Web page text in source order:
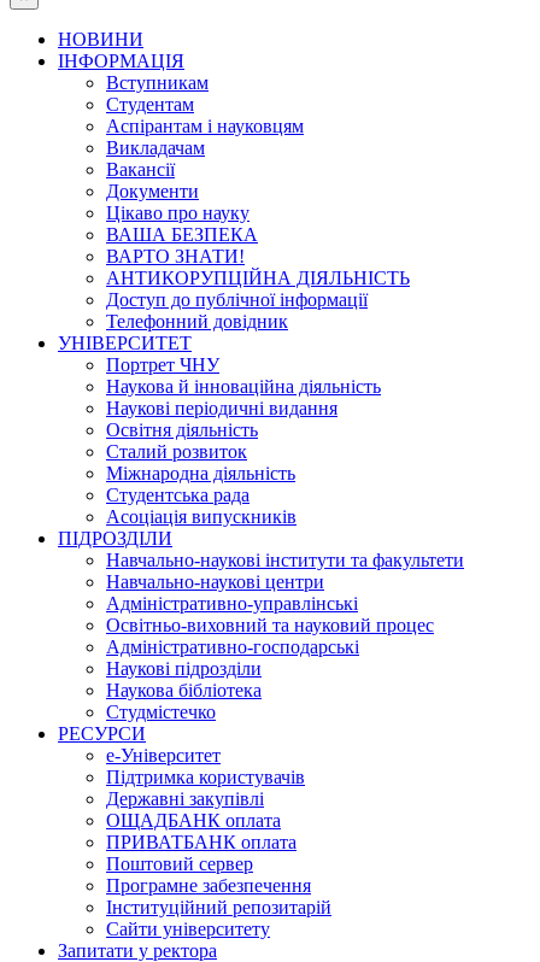
НОВИНИ
ІНФОРМАЦІЯ
Вступникам
Студентам
Аспірантам і науковцям
Викладачам
Вакансії
Документи
Цікаво про науку
ВАША БЕЗПЕКА
ВАРТО ЗНАТИ!
АНТИКОРУПЦІЙНА ДІЯЛЬНІСТЬ
Доступ до публічної інформації
Телефонний довідник
УНІВЕРСИТЕТ
Портрет ЧНУ
Наукова й інноваційна діяльність
Наукові періодичні видання
Освітня діяльність
Сталий розвиток
Міжнародна діяльність
Студентська рада
Асоціація випускників
ПІДРОЗДІЛИ
Навчально-наукові інститути та факультети
Навчально-наукові центри
Адміністративно-управлінські
Освітньо-виховний та науковий процес
Адміністративно-господарські
Наукові підрозділи
Наукова бібліотека
Студмістечко
РЕСУРСИ
е-Університет
Підтримка користувачів
Державні закупівлі
ОЩАДБАНК оплата
ПРИВАТБАНК оплата
Поштовий сервер
Програмне забезпечення
Інституційний репозитарій
Сайти університету
Запитати у ректора